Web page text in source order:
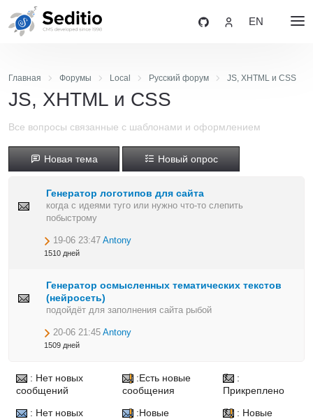
EN
Главная Форумы Local Русский форум JS, XHTML и CSS
JS, XHTML и CSS
Все вопросы связанные с шаблонами и оформлением
Новая тема Новый опрос
Генератор логотипов для сайта
когда с идеями туго или нужно что-то слепить
побыстрому
19-06 23:47 Antony
1510 дней
Генератор осмысленных тематических текстов
(нейросеть)
подойдёт для заполнения сайта рыбой
20-06 21:45 Antony
1509 дней
: Нет новых
сообщений
:Есть новые
сообщения
:
Прикреплено
: Нет новых
:Новые
: Новые